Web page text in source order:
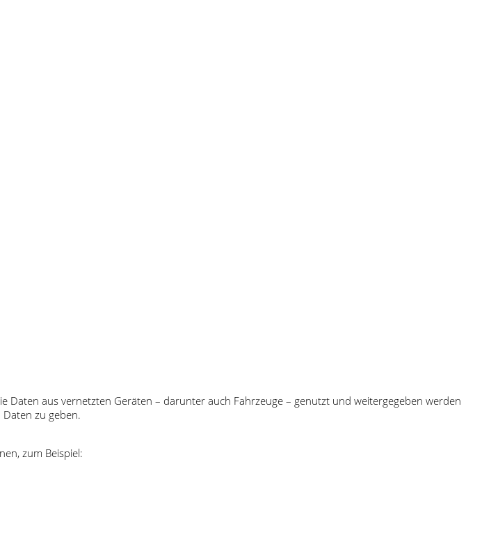
aus vernetzten Geräten – darunter auch Fahrzeuge – genutzt und weitergegeben werden
zu geben.
zum Beispiel: